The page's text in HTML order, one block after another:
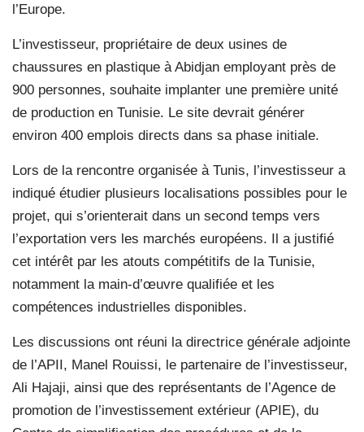
l’Europe.
L’investisseur, propriétaire de deux usines de
chaussures en plastique à Abidjan employant près de
900 personnes, souhaite implanter une première unité
de production en Tunisie. Le site devrait générer
environ 400 emplois directs dans sa phase initiale.
Lors de la rencontre organisée à Tunis, l’investisseur a
indiqué étudier plusieurs localisations possibles pour le
projet, qui s’orienterait dans un second temps vers
l’exportation vers les marchés européens. Il a justifié
cet intérêt par les atouts compétitifs de la Tunisie,
notamment la main-d’œuvre qualifiée et les
compétences industrielles disponibles.
Les discussions ont réuni la directrice générale adjointe
de l’APII, Manel Rouissi, le partenaire de l’investisseur,
Ali Hajaji, ainsi que des représentants de l’Agence de
promotion de l’investissement extérieur (APIE), du